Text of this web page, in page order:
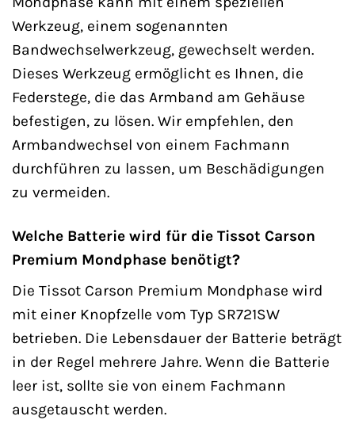
Werkzeug, einem sogenannten
Bandwechselwerkzeug, gewechselt werden.
Dieses Werkzeug ermöglicht es Ihnen, die
Federstege, die das Armband am Gehäuse
befestigen, zu lösen. Wir empfehlen, den
Armbandwechsel von einem Fachmann
durchführen zu lassen, um Beschädigungen
zu vermeiden.
Welche Batterie wird für die Tissot Carson
Premium Mondphase benötigt?
Die Tissot Carson Premium Mondphase wird
mit einer Knopfzelle vom Typ SR721SW
betrieben. Die Lebensdauer der Batterie beträgt
in der Regel mehrere Jahre. Wenn die Batterie
leer ist, sollte sie von einem Fachmann
ausgetauscht werden.